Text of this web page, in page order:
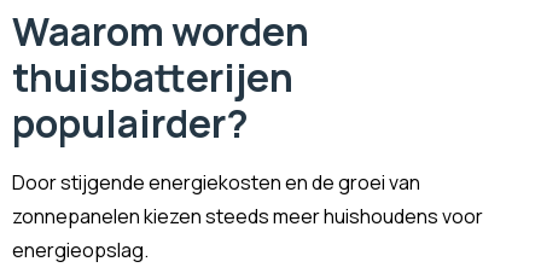
Waarom worden
thuisbatterijen
populairder?
Door stijgende energiekosten en de groei van
zonnepanelen kiezen steeds meer huishoudens voor
energieopslag.